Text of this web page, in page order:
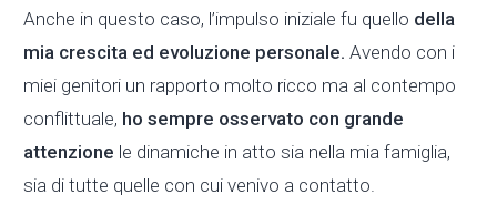
Anche in questo caso, l’impulso iniziale fu quello della
mia crescita ed evoluzione personale. Avendo con i
miei genitori un rapporto molto ricco ma al contempo
conflittuale, ho sempre osservato con grande
attenzione le dinamiche in atto sia nella mia famiglia,
sia di tutte quelle con cui venivo a contatto.